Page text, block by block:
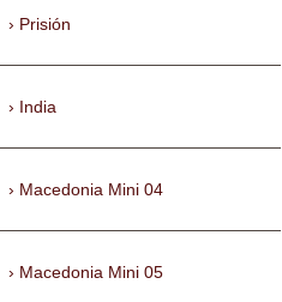
Prisión
India
Macedonia Mini 04
Macedonia Mini 05